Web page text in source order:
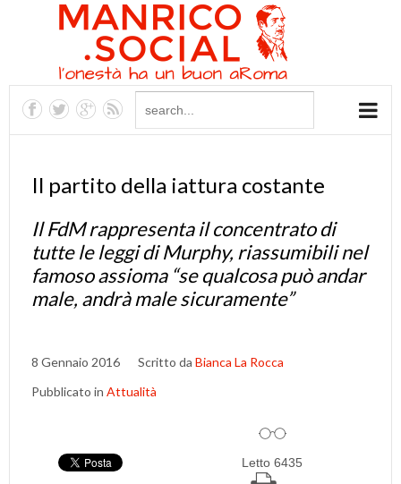
Il partito della iattura costante
Il FdM rappresenta il concentrato di
tutte le leggi di Murphy, riassumibili nel
famoso assioma “se qualcosa può andar
male, andrà male sicuramente”
8 Gennaio 2016 Scritto da Bianca La Rocca
Pubblicato in Attualità
Letto 6435